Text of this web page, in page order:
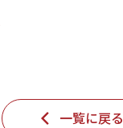
一覧に戻る